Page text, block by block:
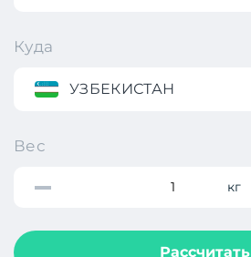
Куда
УЗБЕКИСТАН
Вес
кг
Рассчитать